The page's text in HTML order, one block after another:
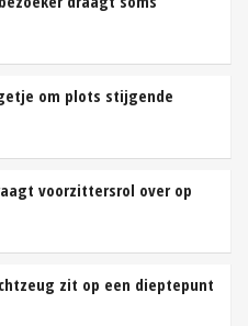
om plots stijgende
voorzittersrol over op
zit op een dieptepunt